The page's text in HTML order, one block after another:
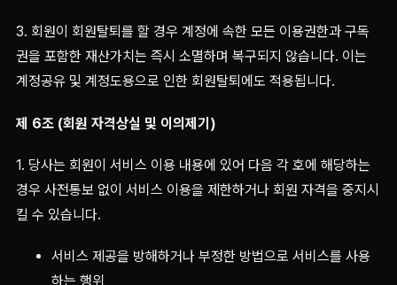
3. 회원이 회원탈퇴를 할 경우 계정에 속한 모든 이용권한과 구독
권을 포함한 재산가치는 즉시 소멸하며 복구되지 않습니다. 이는
계정공유 및 계정도용으로 인한 회원탈퇴에도 적용됩니다.
제 6조 (회원 자격상실 및 이의제기)
1. 당사는 회원이 서비스 이용 내용에 있어 다음 각 호에 해당하는
경우 사전통보 없이 서비스 이용을 제한하거나 회원 자격을 중지시
킬 수 있습니다.
서비스 제공을 방해하거나 부정한 방법으로 서비스를 사용
하는 행위